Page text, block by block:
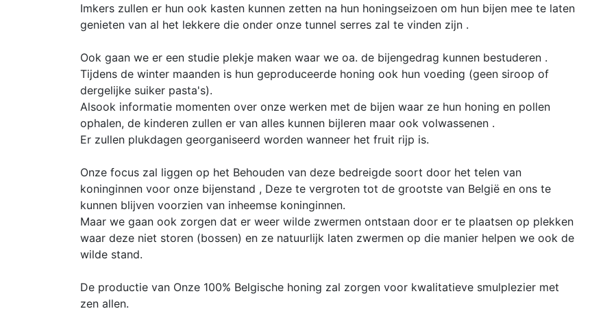
Imkers zullen er hun ook kasten kunnen zetten na hun honingseizoen om hun bijen mee te laten
genieten van al het lekkere die onder onze tunnel serres zal te vinden zijn .
Ook gaan we er een studie plekje maken waar we oa. de bijengedrag kunnen bestuderen .
Tijdens de winter maanden is hun geproduceerde honing ook hun voeding (geen siroop of
dergelijke suiker pasta's).
Alsook informatie momenten over onze werken met de bijen waar ze hun honing en pollen
ophalen, de kinderen zullen er van alles kunnen bijleren maar ook volwassenen .
Er zullen plukdagen georganiseerd worden wanneer het fruit rijp is.
Onze focus zal liggen op het Behouden van deze bedreigde soort door het telen van
koninginnen voor onze bijenstand , Deze te vergroten tot de grootste van België en ons te
kunnen blijven voorzien van inheemse koninginnen.
Maar we gaan ook zorgen dat er weer wilde zwermen ontstaan door er te plaatsen op plekken
waar deze niet storen (bossen) en ze natuurlijk laten zwermen op die manier helpen we ook de
wilde stand.
De productie van Onze 100% Belgische honing zal zorgen voor kwalitatieve smulplezier met
zen allen.